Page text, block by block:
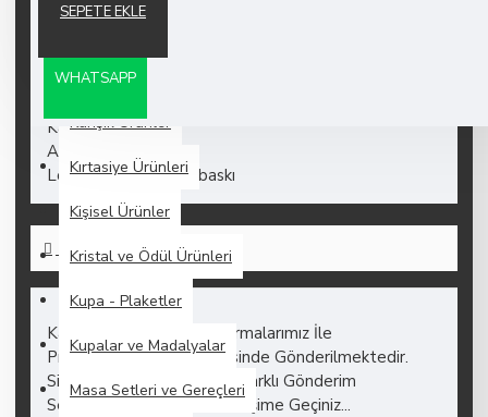
Kalemler
Karışık Ürünler
Kırtasiye Ürünleri
Kişisel Ürünler
Kristal ve Ödül Ürünleri
Kupa - Plaketler
Kupalar ve Madalyalar
Masa Setleri ve Gereçleri
SEPETE EKLE
WHATSAPP
AÇIKLAMA
Malzeme: PU / Polyester
Kapasite: 5 Wats
Ambalaj: Kutu
Logo Uygulama: UV baskı
KARGO VE TESLIMAT
Kargo Anlaşmalı Kargo Firmalarımız İle
Promosyonstore Garantisinde Gönderilmektedir.
Siparişteki Ürün Hacmi ve Farklı Gönderim
Seçenekleri İçin Lütfen İletişime Geçiniz...